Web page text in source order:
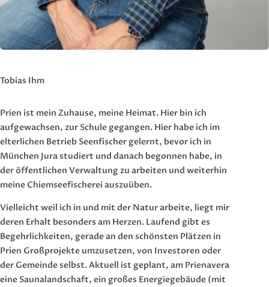
Tobias Ihm
Prien ist mein Zuhause, meine Heimat. Hier bin ich
aufgewachsen, zur Schule gegangen. Hier habe ich im
elterlichen Betrieb Seenfischer gelernt, bevor ich in
München Jura studiert und danach begonnen habe, in
der öffentlichen Verwaltung zu arbeiten und weiterhin
meine Chiemseefischerei auszuüben.
Vielleicht weil ich in und mit der Natur arbeite, liegt mir
deren Erhalt besonders am Herzen. Laufend gibt es
Begehrlichkeiten, gerade an den schönsten Plätzen in
Prien Großprojekte umzusetzen, von Investoren oder
der Gemeinde selbst. Aktuell ist geplant, am Prienavera
eine Saunalandschaft, ein großes Energiegebäude (mit